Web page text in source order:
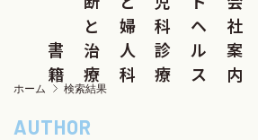
書
籍
と
治
療
婦
人
科
科
診
療
ヘ
ル
ス
社
案
内
ホーム 検索結果